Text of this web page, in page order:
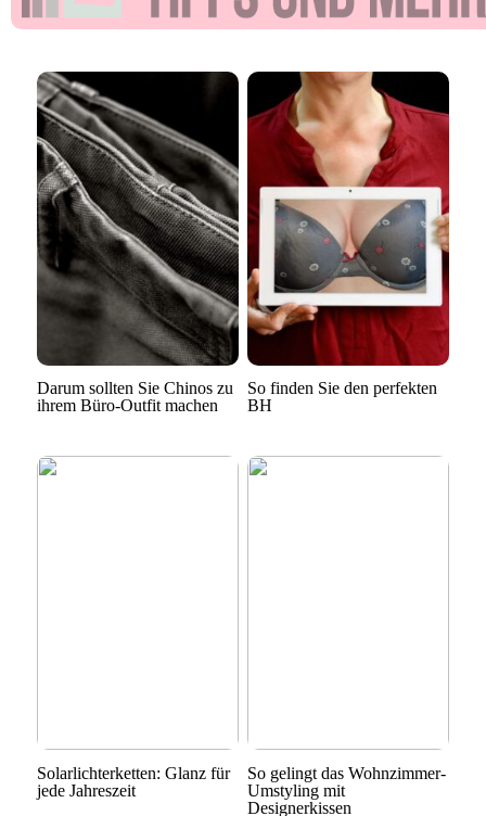
Darum sollten Sie Chinos zu
ihrem Büro-Outfit machen
So finden Sie den perfekten
BH
Solarlichterketten: Glanz für
jede Jahreszeit
So gelingt das Wohnzimmer-
Umstyling mit
Designerkissen